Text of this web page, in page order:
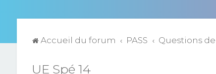
Accueil du forum PASS Questions
UE Spé 14